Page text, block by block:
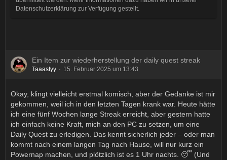
Datenschutzerklärung zur Verfügung gestellt.
Ein Item zur wiederherstellung der daily quest streak
Taaastyy 15. Februar 2025 um 13:43
Okay, klingt vielleicht erstmal komisch, aber der Gedanke ist mir
gekommen, weil ich in den letzten Tagen krank war. Heute hätte
ich eine fünf Wochen lange Streak erreicht, aber gestern hatte
ich einfach keine Kraft, mich an den PC zu setzen, um eine
Daily Quest zu erledigen. Das kennt sicherlich jeder – oder man
kommt nach einem langen Tag nach Hause, will nur kurz ein
Powernap machen, und plötzlich ist es 1 Uhr nachts. 😴 (Und